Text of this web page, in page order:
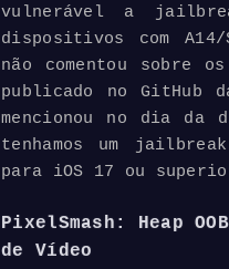
vulnerável a
dispositivos com
não comentou sobre
publicado no GitHub
mencionou no dia da
tenhamos um jailbreak
para iOS 17 ou
PixelSmash: Heap
de Vídeo